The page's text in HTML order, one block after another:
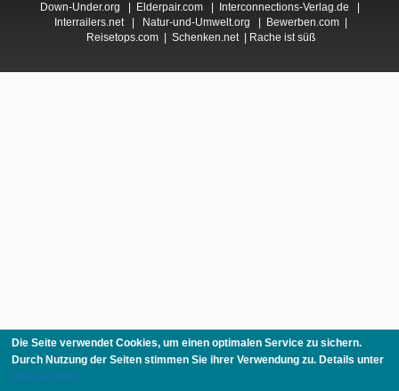
Down-Under.org
Elderpair.com| Interconnections-Verlag.de
Interrailers.net| Natur-und-Umwelt.org Bewerben.com
Reisetops.com
Schenken.net| Rache ist süß
Die Seite verwendet Cookies, um einen optimalen Service zu sichern.
Durch Nutzung der Seiten stimmen Sie ihrer Verwendung zu. Details unter
Datenschutz.